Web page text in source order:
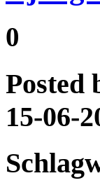
0
Posted
15-06-